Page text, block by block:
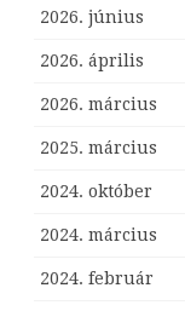
2026. június
2026. április
2026. március
2025. március
2024. október
2024. március
2024. február